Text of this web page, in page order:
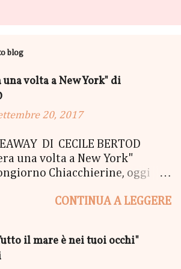
blog
una volta a New York" di
20, 2017
DI CECILE BERTOD
una volta a New York"
Chiacchierine, oggi
il SUPER MEGA GIVEAWAY
di "C'era una volta a
York", edito Newton Compton.
CONTINUA A LEGGERE
il mare è nei tuoi occhi"